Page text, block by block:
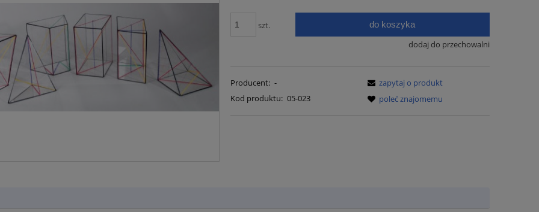
szt. do koszyka
dodaj do przechowalni
Producent: -
Kod produktu: 05-023
zapytaj o produkt
poleć znajomemu